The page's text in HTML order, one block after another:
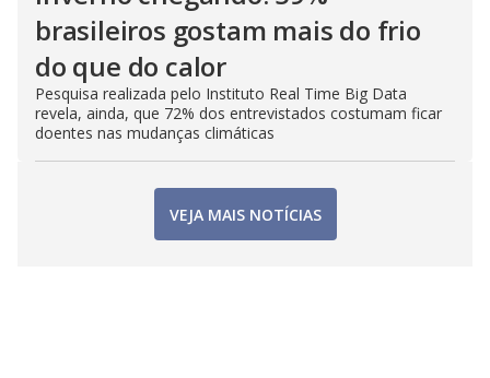
brasileiros gostam mais do frio
do que do calor
Pesquisa realizada pelo Instituto Real Time Big Data
revela, ainda, que 72% dos entrevistados costumam ficar
doentes nas mudanças climáticas
VEJA MAIS NOTÍCIAS